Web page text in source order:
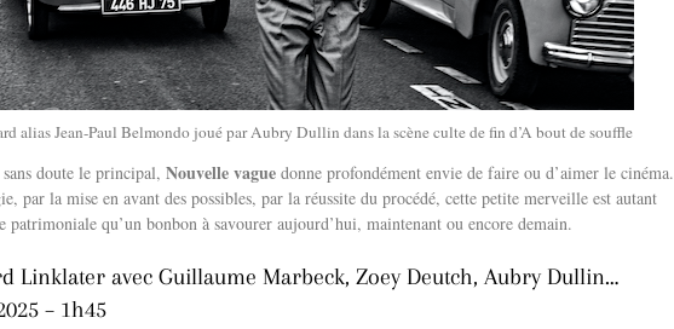
alias Jean-Paul Belmondo joué par Aubry Dullin dans la scène culte de fin d’A bout de souffle
doute le principal, Nouvelle vague donne profondément envie de faire ou d’aimer le cinéma.
par la mise en avant des possibles, par la réussite du procédé, cette petite merveille est autant
patrimoniale qu’un bonbon à savourer aujourd’hui, maintenant ou encore demain.
Linklater avec Guillaume Marbeck, Zoey Deutch, Aubry Dullin…
– 1h45